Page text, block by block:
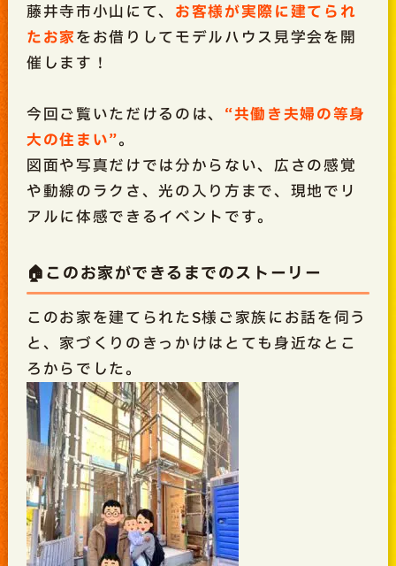
藤井寺市小山にて、 お客様が実際に建てられ
たお家をお借りしてモデルハウス見学会を開
催します！
今回ご覧いただけるのは、 “共働き夫婦の等身
大の住まい”。
図面や写真だけでは分からない、広さの感覚
や動線のラクさ、光の入り方まで、現地でリ
アルに体感できるイベントです。
🏠このお家ができるまでのストーリー
このお家を建てられたS様ご家族にお話を伺う
と、家づくりのきっかけはとても身近なとこ
ろからでした。